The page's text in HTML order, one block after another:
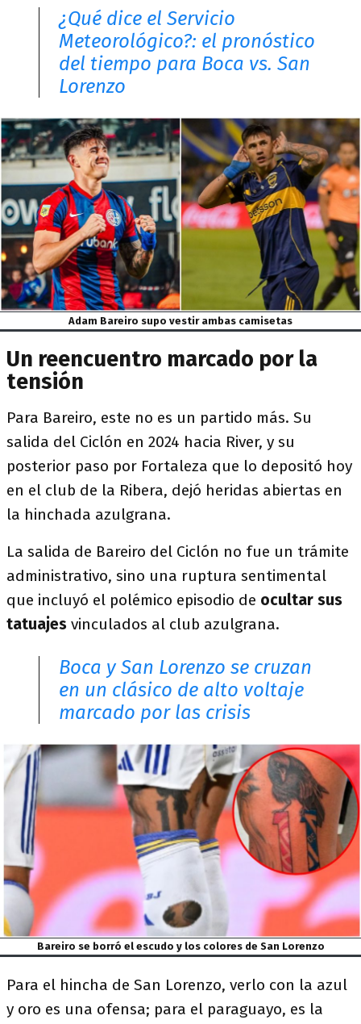
¿Qué dice el Servicio
Meteorológico?: el pronóstico
del tiempo para Boca vs. San
Lorenzo
Adam Bareiro supo vestir ambas camisetas
Un reencuentro marcado por la
tensión
Para Bareiro, este no es un partido más. Su
salida del Ciclón en 2024 hacia River, y su
posterior paso por Fortaleza que lo depositó hoy
en el club de la Ribera, dejó heridas abiertas en
la hinchada azulgrana.
La salida de Bareiro del Ciclón no fue un trámite
administrativo, sino una ruptura sentimental
que incluyó el polémico episodio de ocultar sus
tatuajes vinculados al club azulgrana.
Boca y San Lorenzo se cruzan
en un clásico de alto voltaje
marcado por las crisis
Bareiro se borró el escudo y los colores de San Lorenzo
Para el hincha de San Lorenzo, verlo con la azul
y oro es una ofensa; para el paraguayo, es la